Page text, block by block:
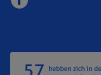
onFact Algemene
hebben zich in